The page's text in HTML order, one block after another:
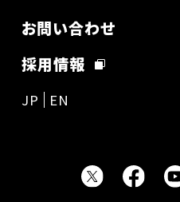
お問い合わせ
採用情報
JP EN